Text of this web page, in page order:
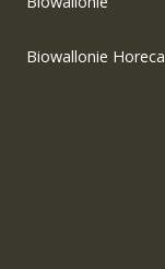
Biowallonie Horeca